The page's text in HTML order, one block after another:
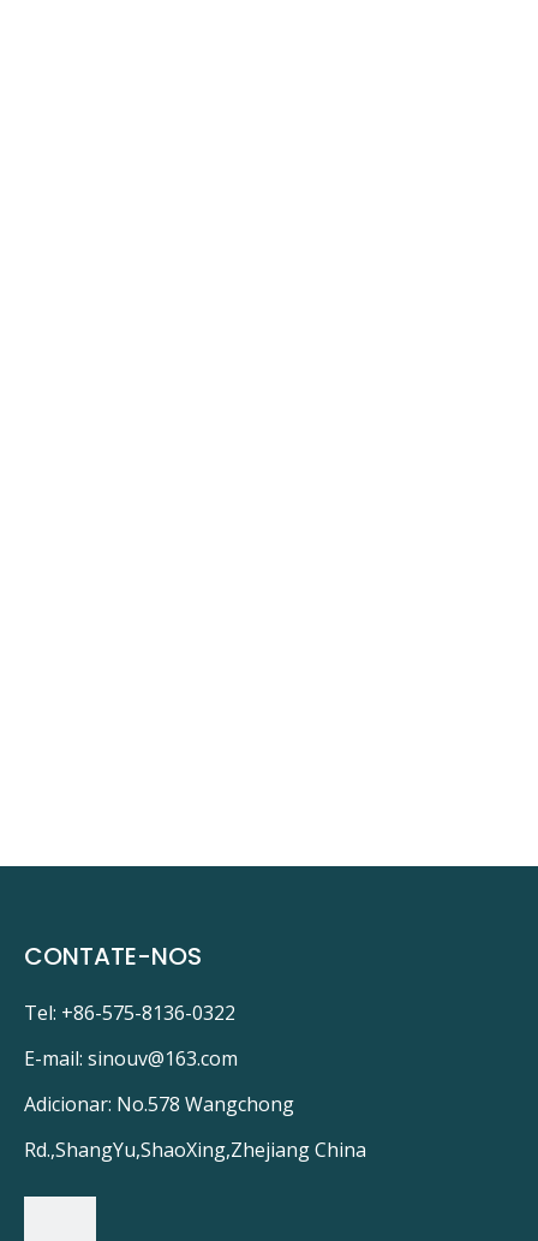
CONTATE-NOS
Tel: +86-575-8136-0322
E-mail: sinouv@163.com
Adicionar: No.578 Wangchong
Rd.,ShangYu,ShaoXing,Zhejiang China